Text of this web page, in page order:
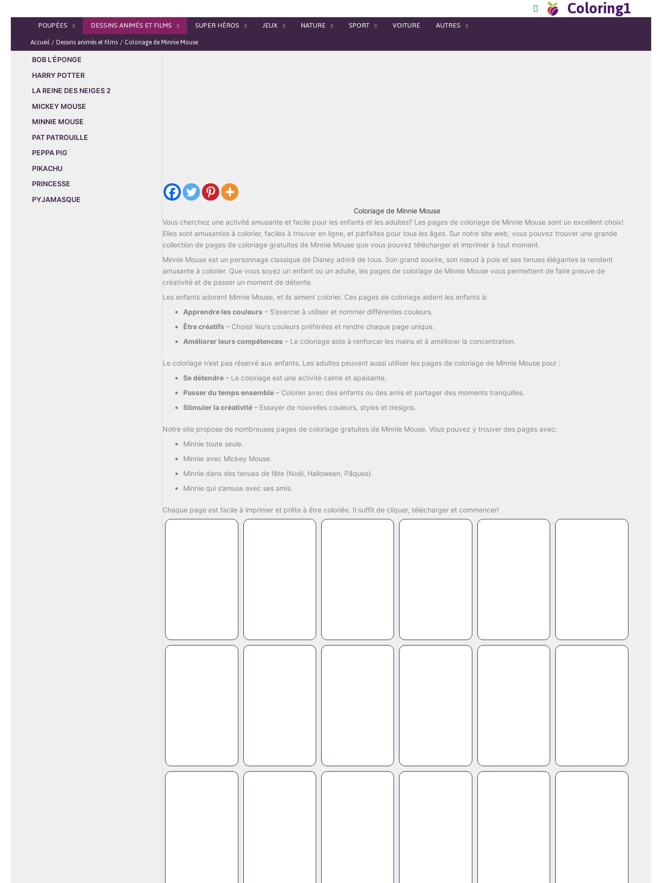
Coloring1
POUPÉES DESSINS ANIMÉS ET FILMS SUPER HÉROS JEUX NATURE SPORT VOITURE AUTRES
Accueil Dessins animés et films Coloriage de Minnie Mouse
BOB L’ÉPONGE
HARRY POTTER
LA REINE DES NEIGES 2
MICKEY MOUSE
MINNIE MOUSE
PAT PATROUILLE
PEPPA PIG
PIKACHU
PRINCESSE
PYJAMASQUE
Coloriage de Minnie Mouse
Vouscherchez une activité amusanteetfacile pour lesenfantset les adultes? Les pagesdecoloriagede Minnie Mouse sont unexcellentchoix!
Elles sont amusantes àcolorier,faciles àtrouveren ligne,et parfaites pourtous les âges. Sur notre siteweb,vous pouveztrouver unegrande
collectionde pagesdecoloriagegratuitesde Minnie Mousequevous pouveztéléchargeret imprimer àtout moment.
Minnie Mouseest un personnageclassiquede Disney adorédetous. Songrand sourire, son nœud à poiset sestenuesélégantes la rendent
amusante àcolorier. Quevous soyez unenfantou un adulte, les pagesdecoloriagede Minnie Mousevous permettentdefaire preuvede
créativitéetde passer un momentdedétente.
Lesenfants adorent Minnie Mouse,et ils aimentcolorier. Ces pagesdecoloriage aident lesenfants à:
Apprendre lescouleurs – S’exercer à utiliseret nommerdifférentescouleurs.
Êtrecréatifs – Choisir leurscouleurs préféréeset rendrechaque page unique.
Améliorer leurscompétences – Lecoloriage aide à renforcer les mainset à améliorer laconcentration.
Lecoloriage n’est pas réservé auxenfants. Les adultes peuvent aussi utiliser les pagesdecoloriagede Minnie Mouse pour :
Sedétendre – Lecoloriageest une activitécalmeet apaisante.
Passerdutempsensemble – Colorier avecdesenfantsoudes amiset partagerdes momentstranquilles.
Stimuler lacréativité – Essayerde nouvellescouleurs, stylesetdesigns.
Notre site proposede nombreuses pagesdecoloriagegratuitesde Minnie Mouse.Vous pouvezytrouverdes pages avec:
Minnietoute seule.
Minnie avec Mickey Mouse.
Minniedansdestenuesdefête (Noël, Halloween, Pâques).
Minniequi s’amuse avec ses amis.
Chaque pageestfacile à imprimeret prête àêtrecoloriée. Il suffitdecliquer,téléchargeretcommencer!